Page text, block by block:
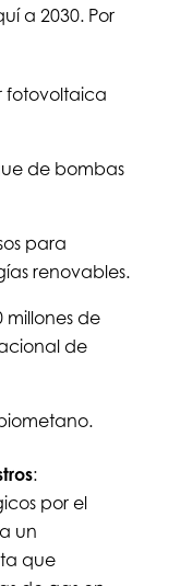
a 2030. Por
fotovoltaica
de bombas
para
renovables.
millones de
de
:
por el
un
que